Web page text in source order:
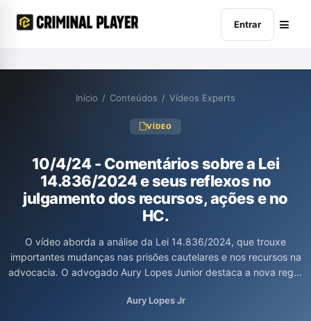
Entrar
Início / Conteúdos / Vídeos Experts
VÍDEO
10/4/24 - Comentários sobre a Lei
14.836/2024 e seus reflexos no
julgamento dos recursos, ações e no
HC.
O vídeo aborda a análise da Lei 14.836/2024, que trouxe
importantes mudanças nas prisões cautelares e nos recursos na
advocacia. O advogado Aury Lopes Junior destaca a nova regra
e a introdução do habeas corpus coletivo, permitindo sua
Aury Lopes Jr